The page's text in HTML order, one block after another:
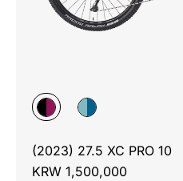
(2023) 27.5 XC PRO 10
KRW 1,500,000